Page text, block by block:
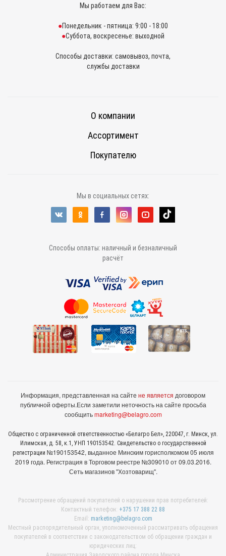
Мы работаем для Вас:
Понедельник - пятница: 9:00 - 18:00
Суббота, воскресенье: выходной
Способы доставки: самовывоз, почта,
службы доставки
О компании
Ассортимент
Покупателю
Мы в социальных сетях:
Способы оплаты: наличный и безналичный
расчёт
Информация, представленная на сайте не является договором
публичной оферты.Если заметили неточность на сайте просьба
сообщитьmarketing@belagro.com
Общество с ограниченной ответственностью «Белагро Бел», 220047, г. Минск, ул.
Илимская, д. 58, к.1, УНП 190153542. Свидетельство о государственной
регистрации №190153542, выданное Минcким горисполкомом 05 июля
2019 года. Регистрация в Торговом реестре №309010 от 09.03.2016.
Сеть магазинов "Хозтоварищ".
Рассмотрение обращений покупателей о нарушении прав потребителей:
Контактный телефон: +375 17 388 22 88
Email: marketing@belagro.com
Местный распорядительный орган, уполномоченный рассматривать обращения
покупателей в соответствии с законодательством об обращении граждан и
юридических лиц: